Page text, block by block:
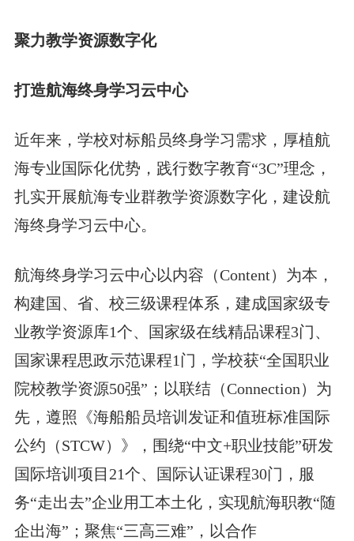
聚力教学资源数字化
打造航海终身学习云中心
近年来，学校对标船员终身学习需求，厚植航
海专业国际化优势，践行数字教育“3C”理念，
扎实开展航海专业群教学资源数字化，建设航
海终身学习云中心。
航海终身学习云中心以内容（Content）为本，
构建国、省、校三级课程体系，建成国家级专
业教学资源库1个、国家级在线精品课程3门、
国家课程思政示范课程1门，学校获“全国职业
院校教学资源50强”；以联结（Connection）为
先，遵照《海船船员培训发证和值班标准国际
公约（STCW）》，围绕“中文+职业技能”研发
国际培训项目21个、国际认证课程30门，服
务“走出去”企业用工本土化，实现航海职教“随
企出海”；聚焦“三高三难”，以合作